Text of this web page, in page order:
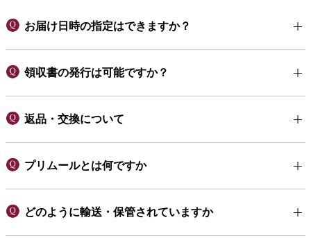
お届け日時の指定はできますか？
領収書の発行は可能ですか？
返品・交換について
プリムールとは何ですか
どのように輸送・保管されていますか